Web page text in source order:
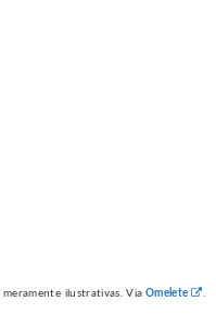
meramente ilustrativas. Via Omelete .